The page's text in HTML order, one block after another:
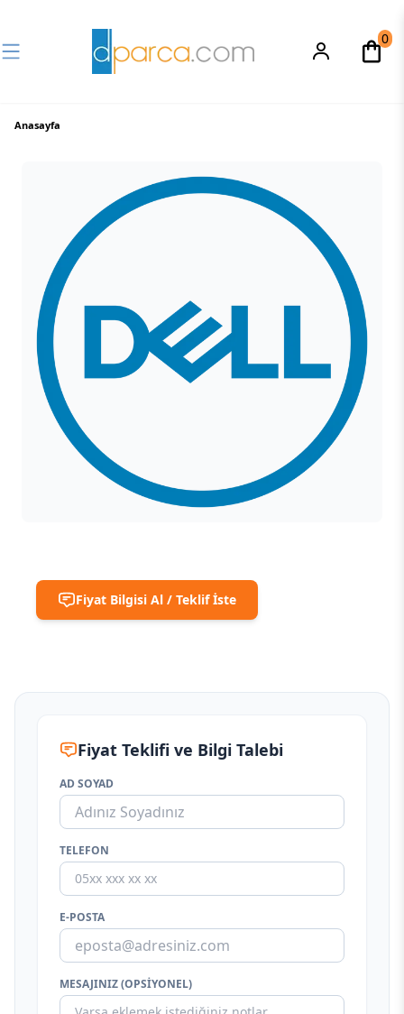
0
Anasayfa
Fiyat Bilgisi Al / Teklif İste
Fiyat Teklifi ve Bilgi Talebi
AD SOYAD
TELEFON
E-POSTA
MESAJINIZ (OPSIYONEL)